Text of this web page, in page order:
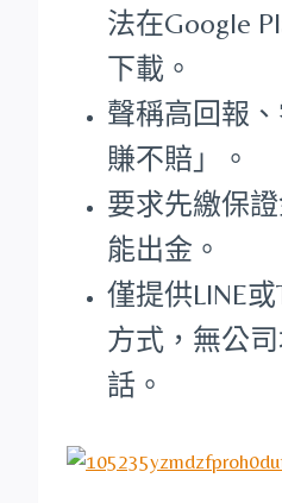
法在Google
下載。
聲稱高回報
賺不賠」。
要求先繳保
能出金。
僅提供LINE
方式，無公
話。